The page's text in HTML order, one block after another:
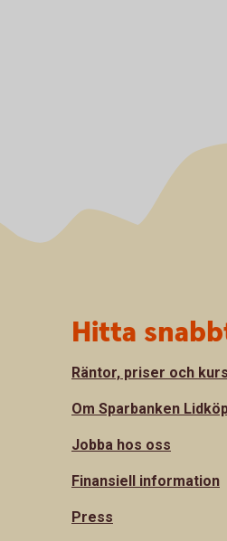
Hitta
Räntor, priser och
Om Sparbanken
Jobba hos oss
Finansiell information
Press